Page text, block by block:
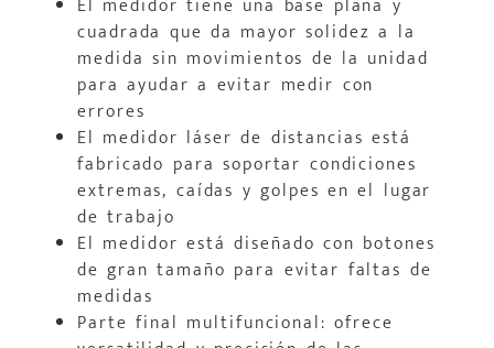
cuadrada que da mayor solidez a la
medida sin movimientos de la unidad
para ayudar a evitar medir con
errores
El medidor láser de distancias está
fabricado para soportar condiciones
extremas, caídas y golpes en el lugar
de trabajo
El medidor está diseñado con botones
de gran tamaño para evitar faltas de
medidas
Parte final multifuncional: ofrece